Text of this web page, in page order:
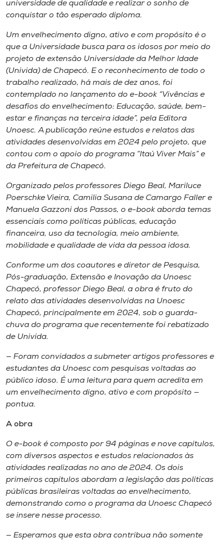
Museu
Unoesc
Store
Selecione
o idioma
A-
universidade de qualidade e realizar o sonho de
conquistar o tão esperado diploma.
Um envelhecimento digno, ativo e com propósito é o
que a Universidade busca para os idosos por meio do
projeto de extensão Universidade da Melhor Idade
(Univida) de Chapecó. E o reconhecimento de todo o
trabalho realizado, há mais de dez anos, foi
contemplado no lançamento do e-book “Vivências e
desafios do envelhecimento: Educação, saúde, bem-
estar e finanças na terceira idade”, pela Editora
Unoesc. A publicação reúne estudos e relatos das
atividades desenvolvidas em 2024 pelo projeto, que
contou com o apoio do programa “Itaú Viver Mais” e
da Prefeitura de Chapecó.
Organizado pelos professores Diego Beal, Mariluce
Poerschke Vieira, Camilia Susana de Camargo Faller e
Manuela Gazzoni dos Passos, o e-book aborda temas
essenciais como políticas públicas, educação
financeira, uso da tecnologia, meio ambiente,
mobilidade e qualidade de vida da pessoa idosa.
Conforme um dos coautores e diretor de Pesquisa,
Pós-graduação, Extensão e Inovação da Unoesc
Chapecó, professor Diego Beal, a obra é fruto do
relato das atividades desenvolvidas na Unoesc
Chapecó, principalmente em 2024, sob o guarda-
chuva do programa que recentemente foi rebatizado
de Univida.
— Foram convidados a submeter artigos professores e
estudantes da Unoesc com pesquisas voltadas ao
público idoso. É uma leitura para quem acredita em
um envelhecimento digno, ativo e com propósito —
pontua.
A obra
O e-book é composto por 94 páginas e nove capítulos,
com diversos aspectos e estudos relacionados às
atividades realizadas no ano de 2024. Os dois
primeiros capítulos abordam a legislação das políticas
públicas brasileiras voltadas ao envelhecimento,
demonstrando como o programa da Unoesc Chapecó
se insere nesse processo.
— Esperamos que esta obra contribua não somente